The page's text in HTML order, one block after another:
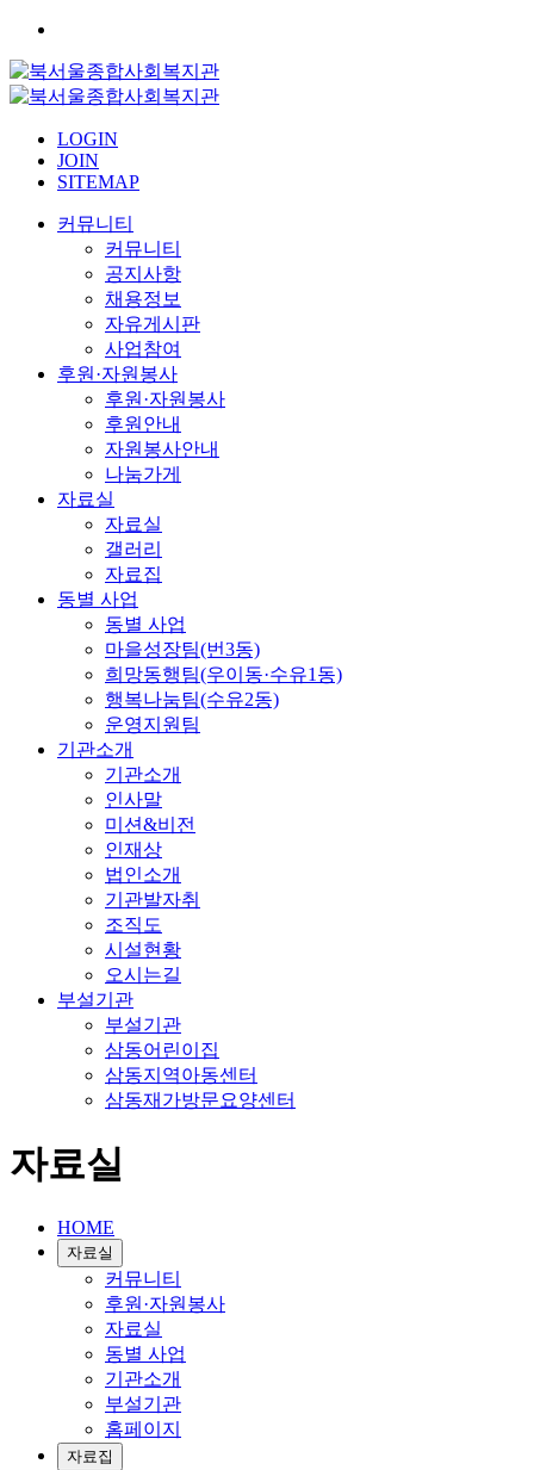
LOGIN
JOIN
SITEMAP
커뮤니티
커뮤니티
공지사항
채용정보
자유게시판
사업참여
후원·자원봉사
후원·자원봉사
후원안내
자원봉사안내
나눔가게
자료실
자료실
갤러리
자료집
동별 사업
동별 사업
마을성장팀(번3동)
희망동행팀(우이동·수유1동)
행복나눔팀(수유2동)
운영지원팀
기관소개
기관소개
인사말
미션&비전
인재상
법인소개
기관발자취
조직도
시설현황
오시는길
부설기관
부설기관
삼동어린이집
삼동지역아동센터
삼동재가방문요양센터
자료실
HOME
자료실
커뮤니티
후원·자원봉사
자료실
동별 사업
기관소개
부설기관
홈페이지
자료집